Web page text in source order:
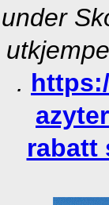
under
.
rabatt